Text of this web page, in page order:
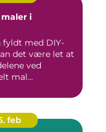
i
fyldt med DIY-
det være let at
ved
mal...
feb